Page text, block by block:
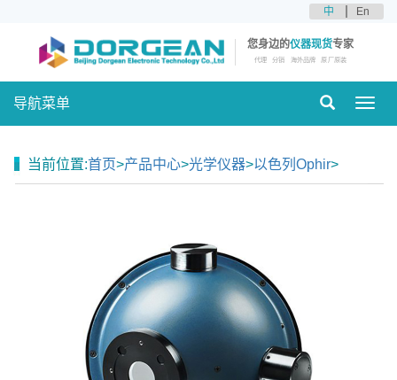
中 En
您身边的仪器现货专家
代理 分销 海外品牌 原厂原装
导航菜单
当前位置:首页>产品中心>光学仪器>以色列Ophir>